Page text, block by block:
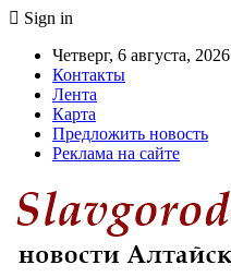
Sign in
Четверг, 6 августа, 2026
Контакты
Лента
Карта
Предложить новость
Реклама на сайте